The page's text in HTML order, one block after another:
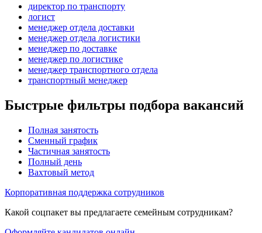
директор по транспорту
логист
менеджер отдела доставки
менеджер отдела логистики
менеджер по доставке
менеджер по логистике
менеджер транспортного отдела
транспортный менеджер
Быстрые фильтры подбора вакансий
Полная занятость
Сменный график
Частичная занятость
Полный день
Вахтовый метод
Корпоративная поддержка сотрудников
Какой соцпакет вы предлагаете семейным сотрудникам?